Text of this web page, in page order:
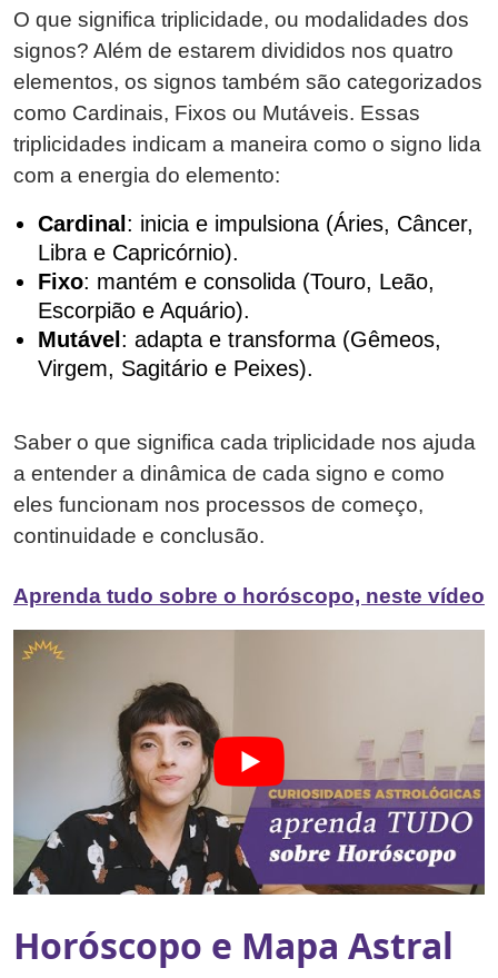
O que significa triplicidade, ou modalidades dos
signos? Além de estarem divididos nos quatro
elementos, os signos também são categorizados
como Cardinais, Fixos ou Mutáveis. Essas
triplicidades indicam a maneira como o signo lida
com a energia do elemento:
Cardinal : inicia e impulsiona (Áries, Câncer,
Libra e Capricórnio).
Fixo: mantém e consolida (Touro, Leão,
Escorpião e Aquário).
Mutável : adapta e transforma (Gêmeos,
Virgem, Sagitário e Peixes).
Saber o que significa cada triplicidade nos ajuda
a entender a dinâmica de cada signo e como
eles funcionam nos processos de começo,
continuidade e conclusão.
Aprenda tudo sobre o horóscopo, neste vídeo
Horóscopo e Mapa Astral